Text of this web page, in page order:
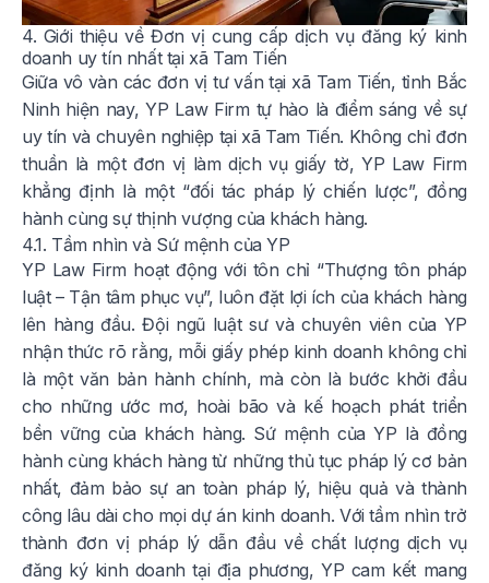
4. Giới thiệu về Đơn vị cung cấp dịch vụ đăng ký kinh
doanh uy tín nhất tại xã Tam Tiến
Giữa vô vàn các đơn vị tư vấn tại xã Tam Tiến, tỉnh Bắc
Ninh hiện nay, YP Law Firm tự hào là điểm sáng về sự
uy tín và chuyên nghiệp tại xã Tam Tiến. Không chỉ đơn
thuần là một đơn vị làm dịch vụ giấy tờ, YP Law Firm
khẳng định là một “đối tác pháp lý chiến lược”, đồng
hành cùng sự thịnh vượng của khách hàng.
4.1. Tầm nhìn và Sứ mệnh của YP
YP Law Firm hoạt động với tôn chỉ “Thượng tôn pháp
luật – Tận tâm phục vụ”, luôn đặt lợi ích của khách hàng
lên hàng đầu. Đội ngũ luật sư và chuyên viên của YP
nhận thức rõ rằng, mỗi giấy phép kinh doanh không chỉ
là một văn bản hành chính, mà còn là bước khởi đầu
cho những ước mơ, hoài bão và kế hoạch phát triển
bền vững của khách hàng. Sứ mệnh của YP là đồng
hành cùng khách hàng từ những thủ tục pháp lý cơ bản
nhất, đảm bảo sự an toàn pháp lý, hiệu quả và thành
công lâu dài cho mọi dự án kinh doanh. Với tầm nhìn trở
thành đơn vị pháp lý dẫn đầu về chất lượng dịch vụ
đăng ký kinh doanh tại địa phương, YP cam kết mang